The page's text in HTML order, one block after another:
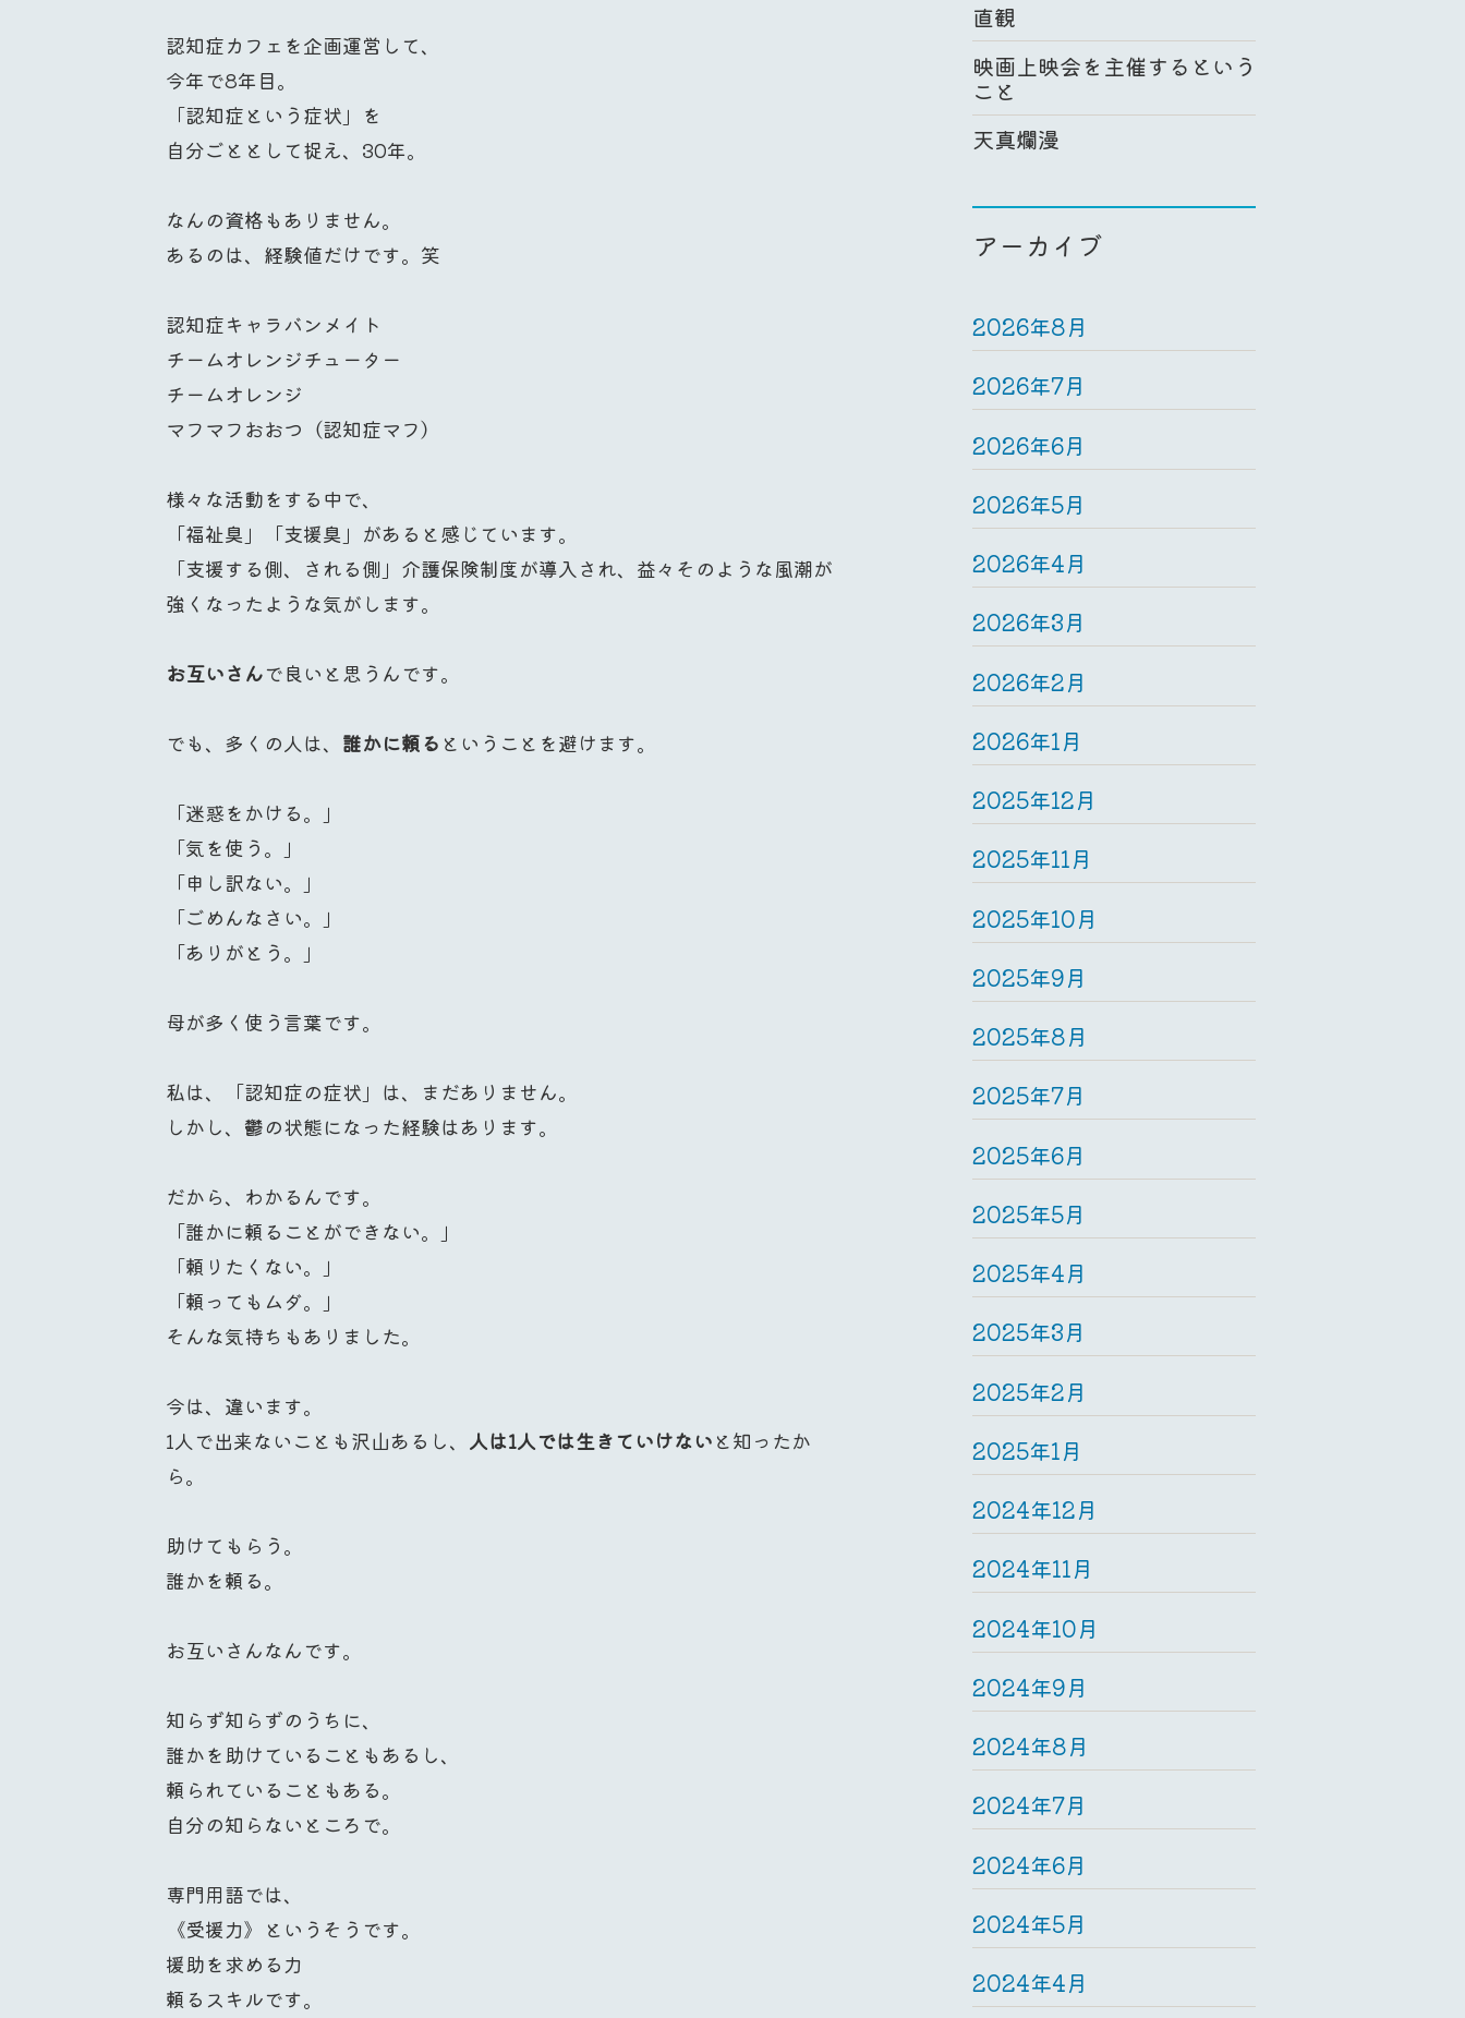
認知症カフェを企画運営して、
今年で8年目。
「認知症という症状」を
自分ごととして捉え、30年。
なんの資格もありません。
あるのは、経験値だけです。笑
認知症キャラバンメイト
チームオレンジチューター
チームオレンジ
マフマフおおつ（認知症マフ）
様々な活動をする中で、
「福祉臭」「支援臭」があると感じています。
「支援する側、される側」介護保険制度が導入され、益々そのような風潮が
強くなったような気がします。
お互いさんで良いと思うんです。
でも、多くの人は、 誰かに頼る ということを避けます。
「迷惑をかける。」
「気を使う。」
「申し訳ない。」
「ごめんなさい。」
「ありがとう。」
母が多く使う言葉です。
私は、「認知症の症状」は、まだありません。
しかし、鬱の状態になった経験はあります。
だから、わかるんです。
「誰かに頼ることができない。」
「頼りたくない。」
「頼ってもムダ。」
そんな気持ちもありました。
今は、違います。
1人で出来ないことも沢山あるし、 人は1人では生きていけないと知ったか
ら。
助けてもらう。
誰かを頼る。
お互いさんなんです。
知らず知らずのうちに、
誰かを助けていることもあるし、
頼られていることもある。
自分の知らないところで。
専門用語では、
《受援力》というそうです。
援助を求める力
頼るスキルです。
直観
映画上映会を主催するという
こと
天真爛漫
アーカイブ
2026年8月
2026年7月
2026年6月
2026年5月
2026年4月
2026年3月
2026年2月
2026年1月
2025年12月
2025年11月
2025年10月
2025年9月
2025年8月
2025年7月
2025年6月
2025年5月
2025年4月
2025年3月
2025年2月
2025年1月
2024年12月
2024年11月
2024年10月
2024年9月
2024年8月
2024年7月
2024年6月
2024年5月
2024年4月